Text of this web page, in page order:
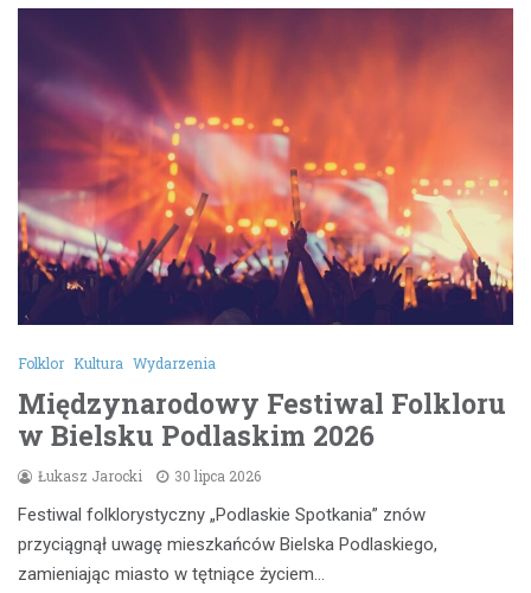
Folklor Kultura Wydarzenia
Międzynarodowy Festiwal Folkloru
w Bielsku Podlaskim 2026
Łukasz Jarocki 30 lipca 2026
Festiwal folklorystyczny „Podlaskie Spotkania” znów
przyciągnął uwagę mieszkańców Bielska Podlaskiego,
zamieniając miasto w tętniące życiem…